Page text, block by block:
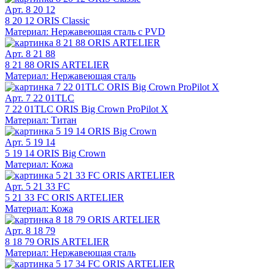
Арт. 8 20 12
8 20 12 ORIS Classic
Материал: Нержавеющая сталь с PVD
Арт. 8 21 88
8 21 88 ORIS ARTELIER
Материал: Нержавеющая сталь
Арт. 7 22 01TLC
7 22 01TLC ORIS Big Crown ProPilot X
Материал: Титан
Арт. 5 19 14
5 19 14 ORIS Big Crown
Материал: Кожа
Арт. 5 21 33 FC
5 21 33 FC ORIS ARTELIER
Материал: Кожа
Арт. 8 18 79
8 18 79 ORIS ARTELIER
Материал: Нержавеющая сталь